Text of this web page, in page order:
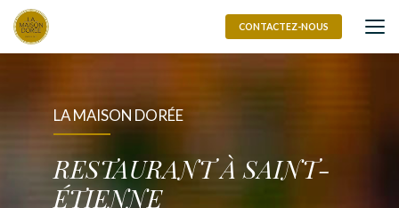
Aller
contenu
CONTACTEZ-NOUS
LA MAISON DORÉE
RESTAURANT À SAINT-
ÉTIENNE